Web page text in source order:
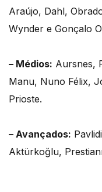
Araújo, Dahl,
Wynder e Gonçalo
– Médios: Aursnes,
Manu, Nuno Félix,
Prioste.
– Avançados:
Aktürkoğlu,